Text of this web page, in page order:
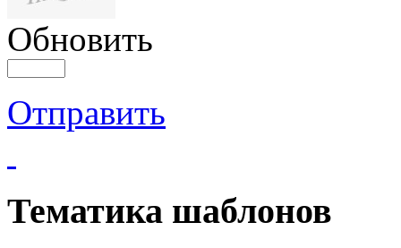
Обновить
Отправить
Тематика шаблонов